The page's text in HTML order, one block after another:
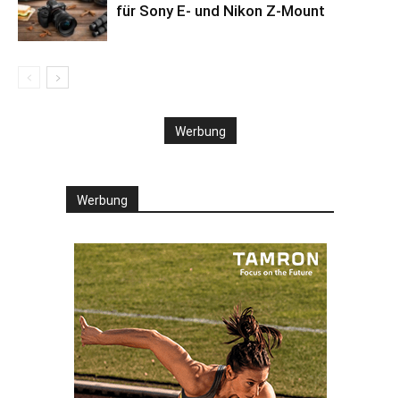
für Sony E- und Nikon Z-Mount
Werbung
Werbung